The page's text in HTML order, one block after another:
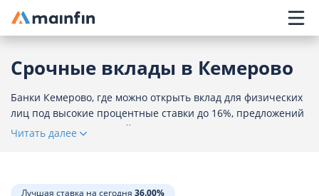
Главное меню
Срочные вклады в Кемерово
Банки Кемерово, где можно открыть вклад для физических
лиц под высокие процентные ставки до 16%, предложений
- 34. Сравнение условий, расчет доходности калькулятором,
Читать далее
Лучшая ставка на сегодня 36.00%